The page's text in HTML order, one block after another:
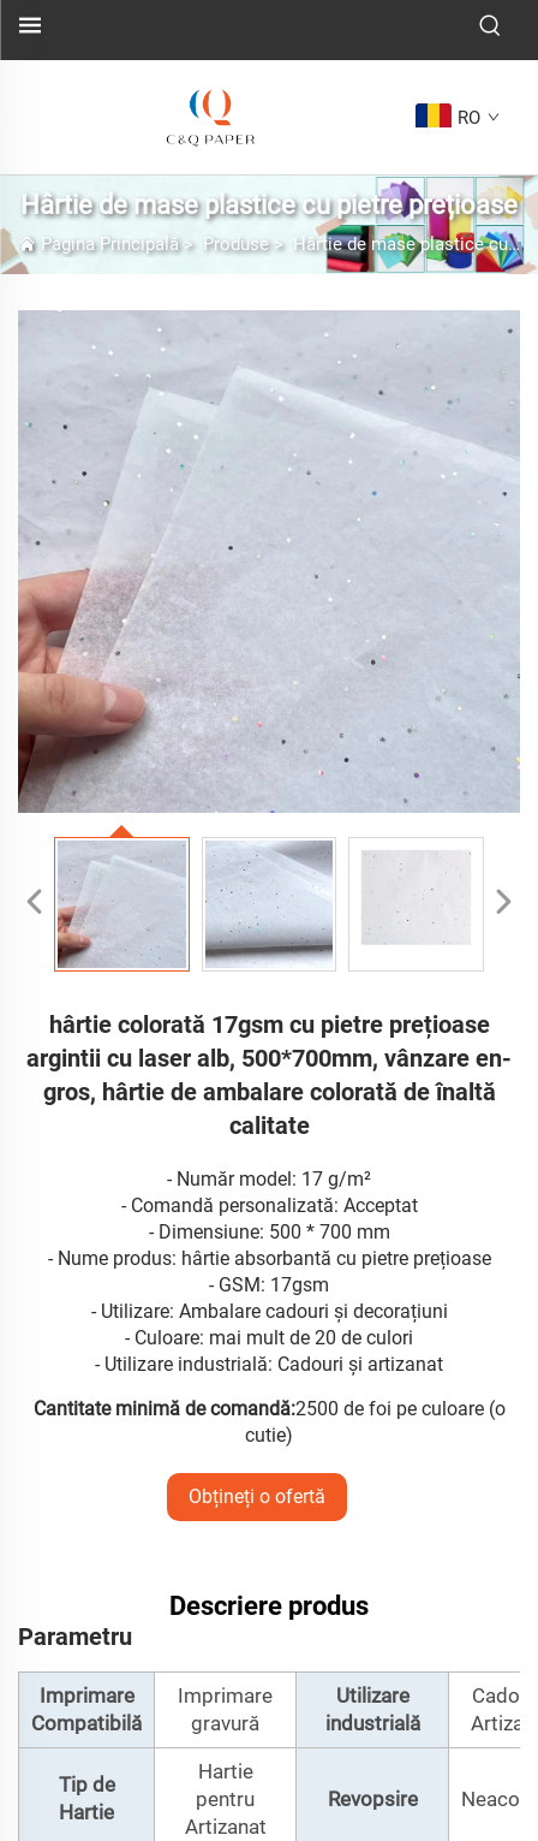
RO
Hârtie de mase plastice cu pietre prețioase
Pagina Principală> Produse> Hârtie de mase plastice cu pietre prețioase
hârtie colorată 17gsm cu pietre prețioase
argintii cu laser alb, 500*700mm, vânzare en-
gros, hârtie de ambalare colorată de înaltă
calitate
- Număr model: 17 g/m²
- Comandă personalizată: Acceptat
- Dimensiune: 500 * 700 mm
- Nume produs: hârtie absorbantă cu pietre prețioase
- GSM: 17gsm
- Utilizare: Ambalare cadouri și decorațiuni
- Culoare: mai mult de 20 de culori
- Utilizare industrială: Cadouri și artizanat
Cantitate minimă de comandă:2500 de foi pe culoare (o
cutie)
Obțineți o ofertă
Descriere produs
Parametru
Imprimare
Compatibilă
Imprimare
gravură
Utilizare
industrială
Cadou
Tip de
Hartie
Hartie
pentru
Artizanat
Revopsire